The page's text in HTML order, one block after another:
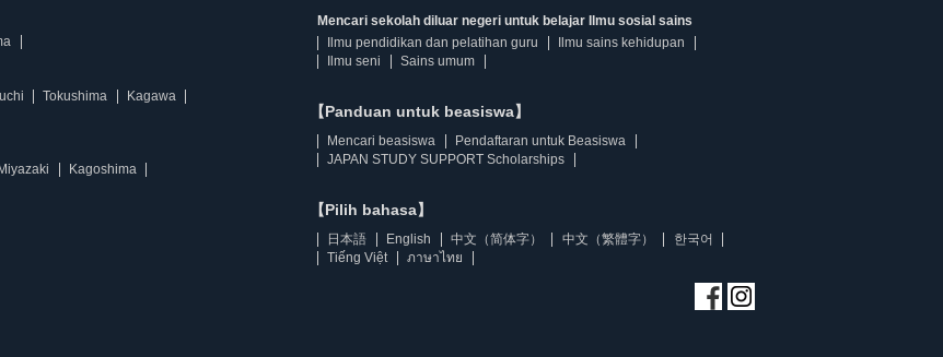
Tokushima
Kagawa
Miyazaki
Kagoshima
Mencari sekolah diluar negeri untuk belajar Ilmu sosial sains
Ilmu pendidikan dan pelatihan guru
Ilmu sains kehidupan
Ilmu seni
Sains umum
【Panduan untuk beasiswa】
Mencari beasiswa
Pendaftaran untuk Beasiswa
JAPAN STUDY SUPPORT Scholarships
【Pilih bahasa】
日本語 English 中文（简体字） 中文（繁體字）
한국어
Tiếng Việt
ภาษาไทย